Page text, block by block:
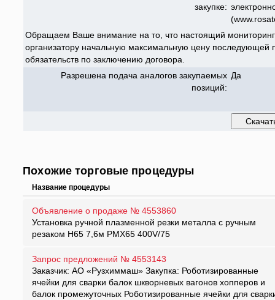
закупке:
Обращаем Ваше внимание на то, что настоящий
организатору начальную максимальную цену последующей
обязательств по заключению договора.
Разрешена подача аналогов закупаемых
позиций:
Да
Похожие торговые процедуры
Название процедуры
Объявление о продаже № 4553860
Установка ручной плазменной резки металла с ручным
резаком Н65 7,6м РМХ65 400V/75
Запрос предложений № 4553143
Заказчик: АО «Рузхиммаш» Закупка: Роботизированные
ячейки для сварки балок шкворневых вагонов хопперов и
балок промежуточных Роботизированные ячейки для